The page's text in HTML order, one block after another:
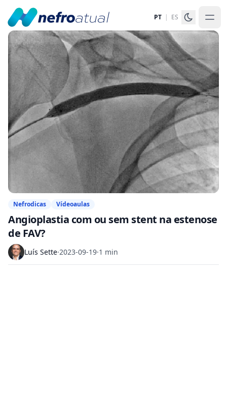
PT | ES
Nefrodicas Vídeoaulas
Angioplastia com ou sem stent na estenose
de FAV?
Luís Sette·2023-09-19·1 min